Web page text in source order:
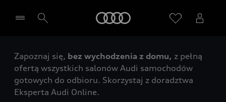
Wybierz Twojego Partnera Audi
Zapoznaj się, bez wychodzenia z domu, z pełną
ofertą wszystkich salonów Audi samochodów
gotowych do odbioru. Skorzystaj z doradztwa
Eksperta Audi Online.